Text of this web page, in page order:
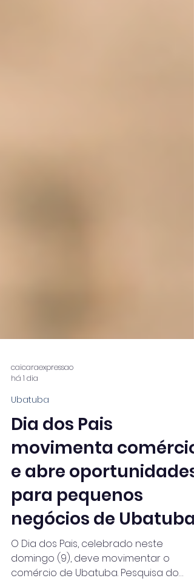
caicaraexpressao
há 1 dia
Dia dos Pais
movimenta comércio
e abre oportunidades
para pequenos
negócios de Ubatuba